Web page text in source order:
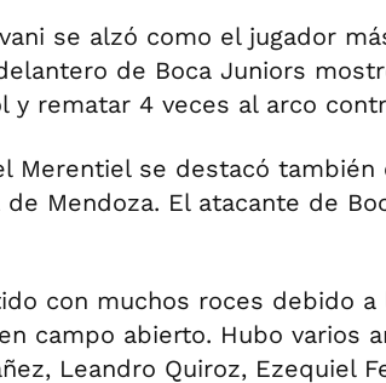
se alzó como el jugador
de Boca Juniors
y rematar 4 veces al arco
Merentiel se destacó
de Mendoza. El atacante de
con muchos roces debido a
campo abierto. Hubo varios
Leandro Quiroz, Ezequiel